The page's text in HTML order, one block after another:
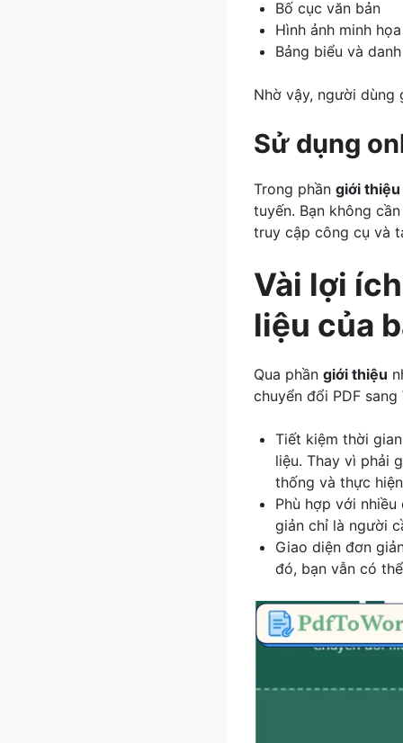
Bố cục văn bản
Hình ảnh minh họa
Bảng biểu và
Nhờ vậy, người dùng
Sử dụng
Trong phần giới thiệu
tuyến. Bạn không
truy cập công cụ và
Vài lợi
liệu của
Qua phần giới thiệu
chuyển đổi PDF sang
Tiết kiệm thời
liệu. Thay vì phải
thống và thực
Phù hợp với
giản chỉ là người
Giao diện đơn
đó, bạn vẫn có